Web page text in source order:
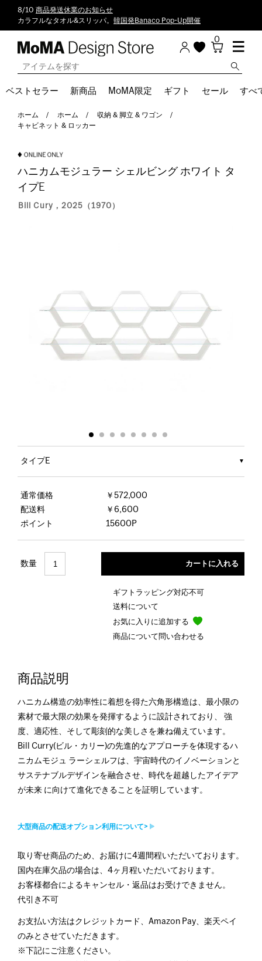
8/10 商品発送休業のお知らせ
カラフルなタオル&スリッパ。 韓国発Banaco Pop-Up開催
0
ベストセラー 新商品 MoMA限定 ギフト セール すべ
ホーム ホーム
収納 & 脚立 & ワゴン
キャビネット & ロッカー
ハニカムモジュラー シェルビング ホワイト タ
イプE
Bill Cury，2025（1970）
タイプE
通常価格
￥572,000
配送料
￥6,600
ポイント
15600P
数量
ギフトラッピング対応不可
送料について
お気に入りに追加する
商品について問い合わせる
商品説明
ハニカム構造の効率性に着想を得た六角形構造は、最小限の
素材で最大限の効果を発揮するように設計されており、 強
度、適応性、そして彫刻的な美しさを兼ね備えています。
Bill Curry(ビル・カリー)の先進的なアプローチを体現するハ
ニカムモジュ ラーシェルフは、宇宙時代のイノベーションと
サステナブルデザインを融合させ、時代を超越したアイデア
が未来 に向けて進化できることを証明しています。
大型商品の配送オプション利用について>
取り寄せ商品のため、お届けに4週間程いただいております。
国内在庫欠品の場合は、4ヶ月程いただいております。
お客様都合によるキャンセル・返品はお受けできません。
代引き不可
お支払い方法はクレジットカード、Amazon Pay、楽天ペイ
のみとさせていただきます。
※下記にご注意ください。